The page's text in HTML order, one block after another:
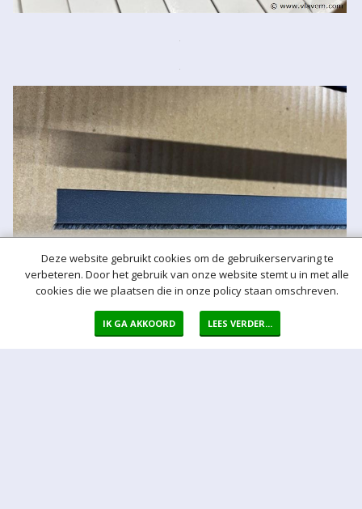
Deze website gebruikt cookies om de gebruikerservaring te
verbeteren. Door het gebruik van onze website stemt u in met alle
cookies die we plaatsen die in onze policy staan omschreven.
IK GA AKKOORD LEES VERDER...